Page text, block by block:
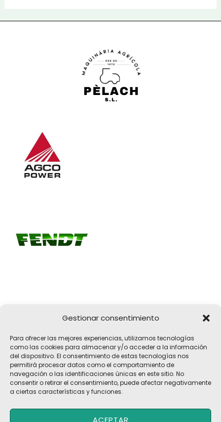
Gestionar consentimiento
Para ofrecer las mejores experiencias, utilizamos tecnologías
como las cookies para almacenar y/o acceder a la información
del dispositivo. El consentimiento de estas tecnologías nos
permitirá procesar datos como el comportamiento de
navegación o las identificaciones únicas en este sitio. No
consentir o retirar el consentimiento, puede afectar negativamente
a ciertas características y funciones.
ACEPTAR
17183 Vilobí d'Onyar, Girona
pelach@pelach.es
☎972 47 30 61
Copyright © 2026 Maquinària Agrícola Pèlach, S.L | Powered by
Maria CB